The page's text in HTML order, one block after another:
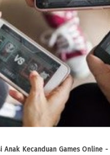
Anak Kecanduan Games Online -